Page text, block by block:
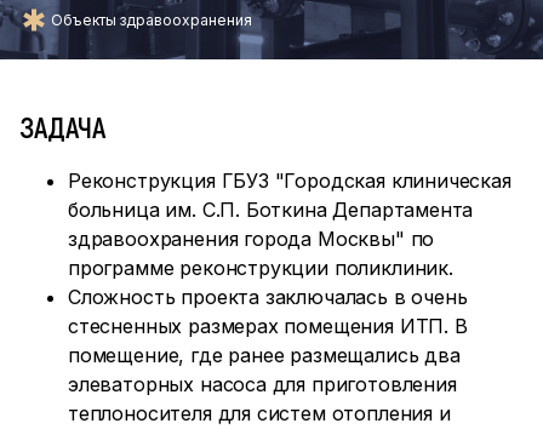
Объекты здравоохранения
ЗАДАЧА
Реконструкция ГБУЗ "Городская клиническая
больница им. С.П. Боткина Департамента
здравоохранения города Москвы" по
программе реконструкции поликлиник.
Сложность проекта заключалась в очень
стесненных размерах помещения ИТП. В
помещение, где ранее размещались два
элеваторных насоса для приготовления
теплоносителя для систем отопления и